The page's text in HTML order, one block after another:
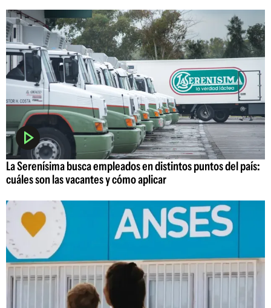
La Serenísima busca empleados en distintos puntos del país:
cuáles son las vacantes y cómo aplicar